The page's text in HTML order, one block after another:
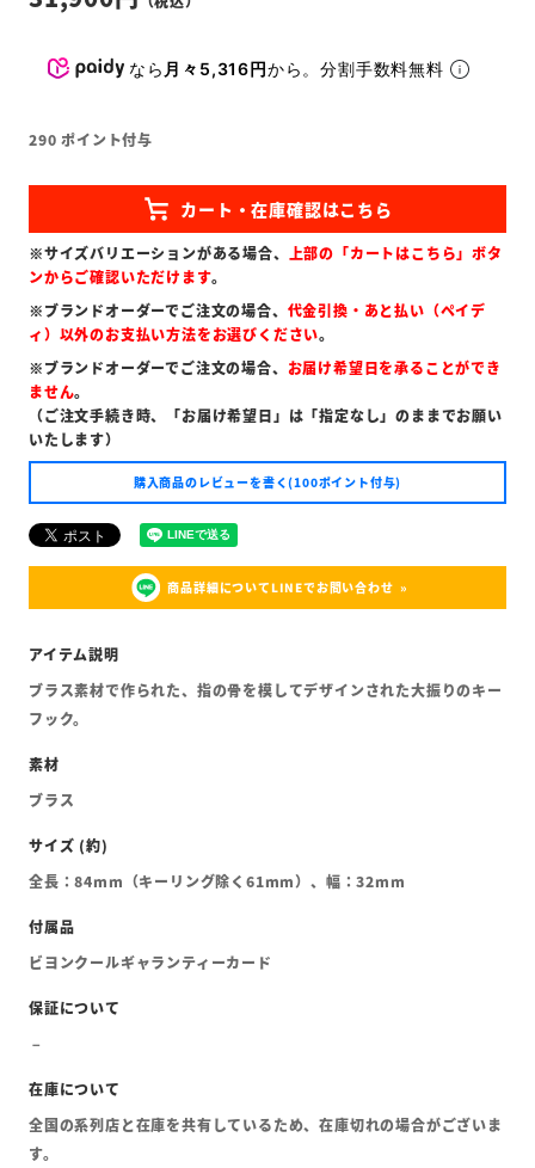
なら 月々5,316円から。分割手数料無料
290 ポイント付与
※サイズバリエーションがある場合、 上部の「カートはこちら」ボタ
ンからご確認いただけます。
※ブランドオーダーでご注文の場合、 代金引換・あと払い（ペイデ
ィ）以外のお支払い方法をお選びください。
※ブランドオーダーでご注文の場合、 お届け希望日を承ることができ
ません。
（ご注文手続き時、「お届け希望日」は「指定なし」のままでお願い
いたします）
購入商品のレビューを書く(100ポイント付与)
商品詳細についてLINEでお問い合わせ
ブラス素材で作られた、指の骨を模してデザインされた大振りのキー
フック。
ブラス
全長：84mm（キーリング除く61mm）、幅：32mm
ビヨンクールギャランティーカード
全国の系列店と在庫を共有しているため、在庫切れの場合がございま
す。